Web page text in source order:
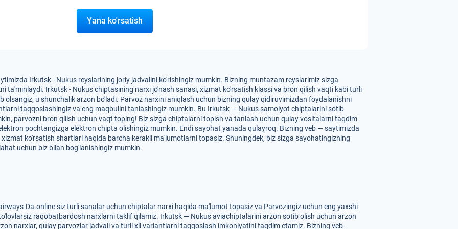
Yana ko'rsatish
Irkutsk - Nukus reyslarining joriy jadvalini ko'rishingiz mumkin. Bizning muntazam reyslarimiz sizga
ta'minlaydi. Irkutsk - Nukus chiptasining narxi jo'nash sanasi, xizmat ko'rsatish klassi va bron qilish vaqti kabi turli
olsangiz, u shunchalik arzon bo'ladi. Parvoz narxini aniqlash uchun bizning qulay qidiruvimizdan foydalanishni
taqqoslashingiz va eng maqbulini tanlashingiz mumkin. Bu Irkutsk — Nukus samolyot chiptalarini sotib
parvozni bron qilish uchun vaqt toping! Biz sizga chiptalarni topish va tanlash uchun qulay vositalarni taqdim
pochtangizga elektron chipta olishingiz mumkin. Endi sayohat yanada qulayroq. Bizning veb — saytimizda
ko'rsatish shartlari haqida barcha kerakli ma'lumotlarni topasiz. Shuningdek, biz sizga sayohatingizning
uchun biz bilan bog'lanishingiz mumkin.
Da.online siz turli sanalar uchun chiptalar narxi haqida ma'lumot topasiz va Parvozingiz uchun eng yaxshi
raqobatbardosh narxlarni taklif qilamiz. Irkutsk — Nukus aviachiptalarini arzon sotib olish uchun arzon
narxlar, qulay parvozlar jadvali va turli xil variantlarni taqqoslash imkoniyatini taqdim etamiz. Bizning veb-